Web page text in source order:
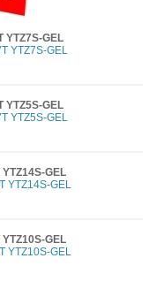
YTZ7S-GEL
YTZ5S-GEL
GEL
GEL